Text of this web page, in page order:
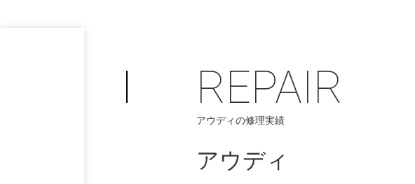
PHILOSOPHY
フィロソフィー
お問い合わせ /
REPAIR
アウディの修理実績
アウディ